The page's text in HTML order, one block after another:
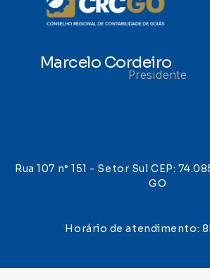
Marcelo Cordeiro
Presidente
Rua 107 n° 151 - Setor Sul CEP:
GO
Horário de atendimento: